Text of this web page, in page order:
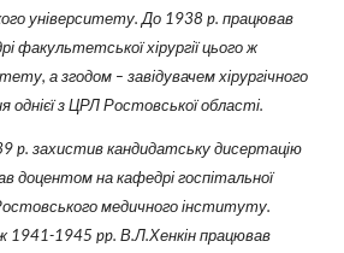
університету. До 1938 p. працював
факультетської хірургії цього ж
а згодом – завідувачем хірургічного
однієї з ЦРЛ Ростовської області.
захистив кандидатську дисертацію
доцентом на кафедрі госпітальної
Ростовського медичного інституту.
1941-1945 pp. В.Л.Хенкін працював